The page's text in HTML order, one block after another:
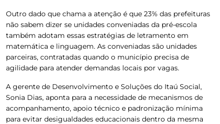
Outro dado que chama a atenção é que 23% das prefeituras
não sabem dizer se unidades conveniadas da pré-escola
também adotam essas estratégias de letramento em
matemática e linguagem. As conveniadas são unidades
parceiras, contratadas quando o município precisa de
agilidade para atender demandas locais por vagas.
A gerente de Desenvolvimento e Soluções do Itaú Social,
Sonia Dias, aponta para a necessidade de mecanismos de
acompanhamento, apoio técnico e padronização mínima
para evitar desigualdades educacionais dentro da mesma